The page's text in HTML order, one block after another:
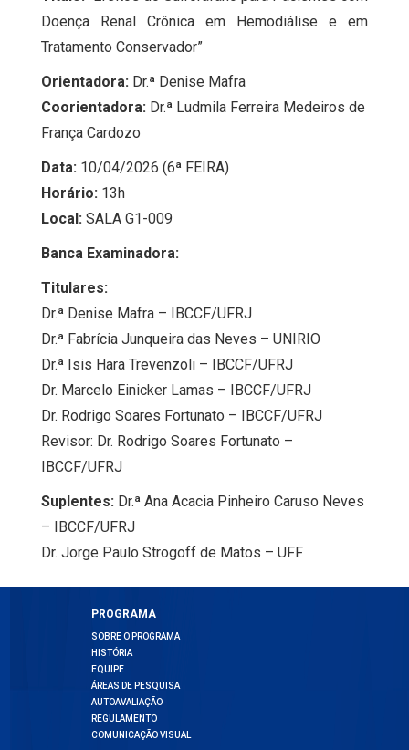
Doença Renal Crônica em Hemodiálise e em
Tratamento Conservador”
Orientadora: Dr.ª Denise Mafra
Coorientadora: Dr.ª Ludmila Ferreira Medeiros de
França Cardozo
Data: 10/04/2026 (6ª FEIRA)
Horário: 13h
Local: SALA G1-009
Banca Examinadora:
Titulares:
Dr.ª Denise Mafra – IBCCF/UFRJ
Dr.ª Fabrícia Junqueira das Neves – UNIRIO
Dr.ª Isis Hara Trevenzoli – IBCCF/UFRJ
Dr. Marcelo Einicker Lamas – IBCCF/UFRJ
Dr. Rodrigo Soares Fortunato – IBCCF/UFRJ
Revisor: Dr. Rodrigo Soares Fortunato –
IBCCF/UFRJ
Suplentes: Dr.ª Ana Acacia Pinheiro Caruso Neves
– IBCCF/UFRJ
Dr. Jorge Paulo Strogoff de Matos – UFF
PROGRAMA
SOBRE O PROGRAMA
HISTÓRIA
EQUIPE
ÁREAS DE PESQUISA
AUTOAVALIAÇÃO
REGULAMENTO
COMUNICAÇÃO VISUAL